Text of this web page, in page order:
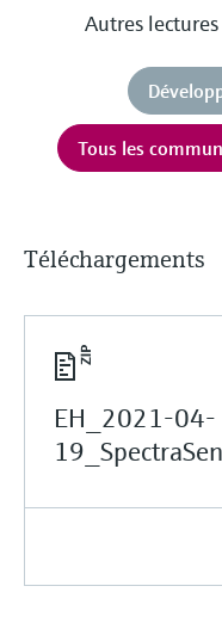
Autres
Tous les
Téléchargements
EH_2021-04-